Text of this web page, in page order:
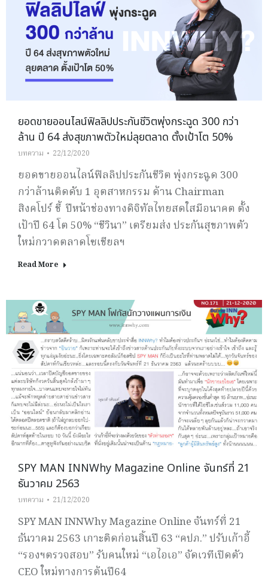
ยอดขายออนไลน์ฟิลลิปประกันชีวิตพุ่งกระฉูด 300 กว่า
ล้าน ปี 64 ส่งสุขภาพตัวใหม่ลุยตลาด ตั้งเป้าโต 50%
บทความ 22/12/2020
ยอดขายออนไลน์ฟิลลิปประกันชีวิต พุ่งกระฉูด 300
กว่าล้านติดดับ 1 อุตสาหกรรม ด้าน Chairman
สิงคโปร์ ชี้ ปีหน้าช่องทางดิจิทัลไทยสดใสมีอนาคต ตั้ง
เป้าปี 64 โต 50% “ชีวินา” เตรียมส่ง ประกันสุขภาพตัว
ใหม่กวาดตลาดโซเชียลฯ
Read More
SPY MAN INNWhy Magazine Online จันทร์ที่ 21
ธันวาคม 2563
บทความ 21/12/2020
SPY MAN INNWhy Magazine Online จันทร์ที่ 21
ธันวาคม 2563 เกาะติดก่อนสิ้นปี 63 “คปภ.” ปรับเก้าอี้
“รองฯตรวจสอบ” รับคนใหม่ “เอไอเอ” จัดเวทีเปิดตัว
CEO ใหม่ทางการต้นปี64